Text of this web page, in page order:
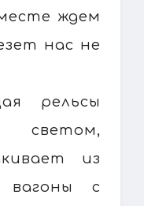
ждем
нас не
рельсы
светом,
из
вагоны с